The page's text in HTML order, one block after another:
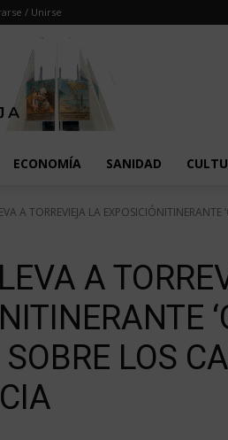
/ Unirse
ECONOMÍA SANIDAD
A TORREVIEJA LA EXPOSICIÓNITINERANTE
A
SOBRE LOS